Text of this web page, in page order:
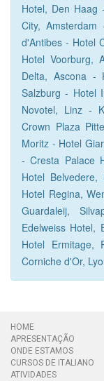
Hotel, Den Haag
City,
d'Antibes - Hotel
Hotel Voorburg,
Delta, Ascona -
Salzburg - Hotel
Novotel, Linz -
Crown Plaza
Moritz - Hotel
- Cresta Palace
Hotel
Hotel Regina,
Guardaleij,
Edelweiss Hotel,
Hotel Ermitage,
Corniche d'Or,
HOME
APRESENTAÇÃO
ONDE ESTAMOS
CURSOS DE ITALIANO
ATIVIDADES